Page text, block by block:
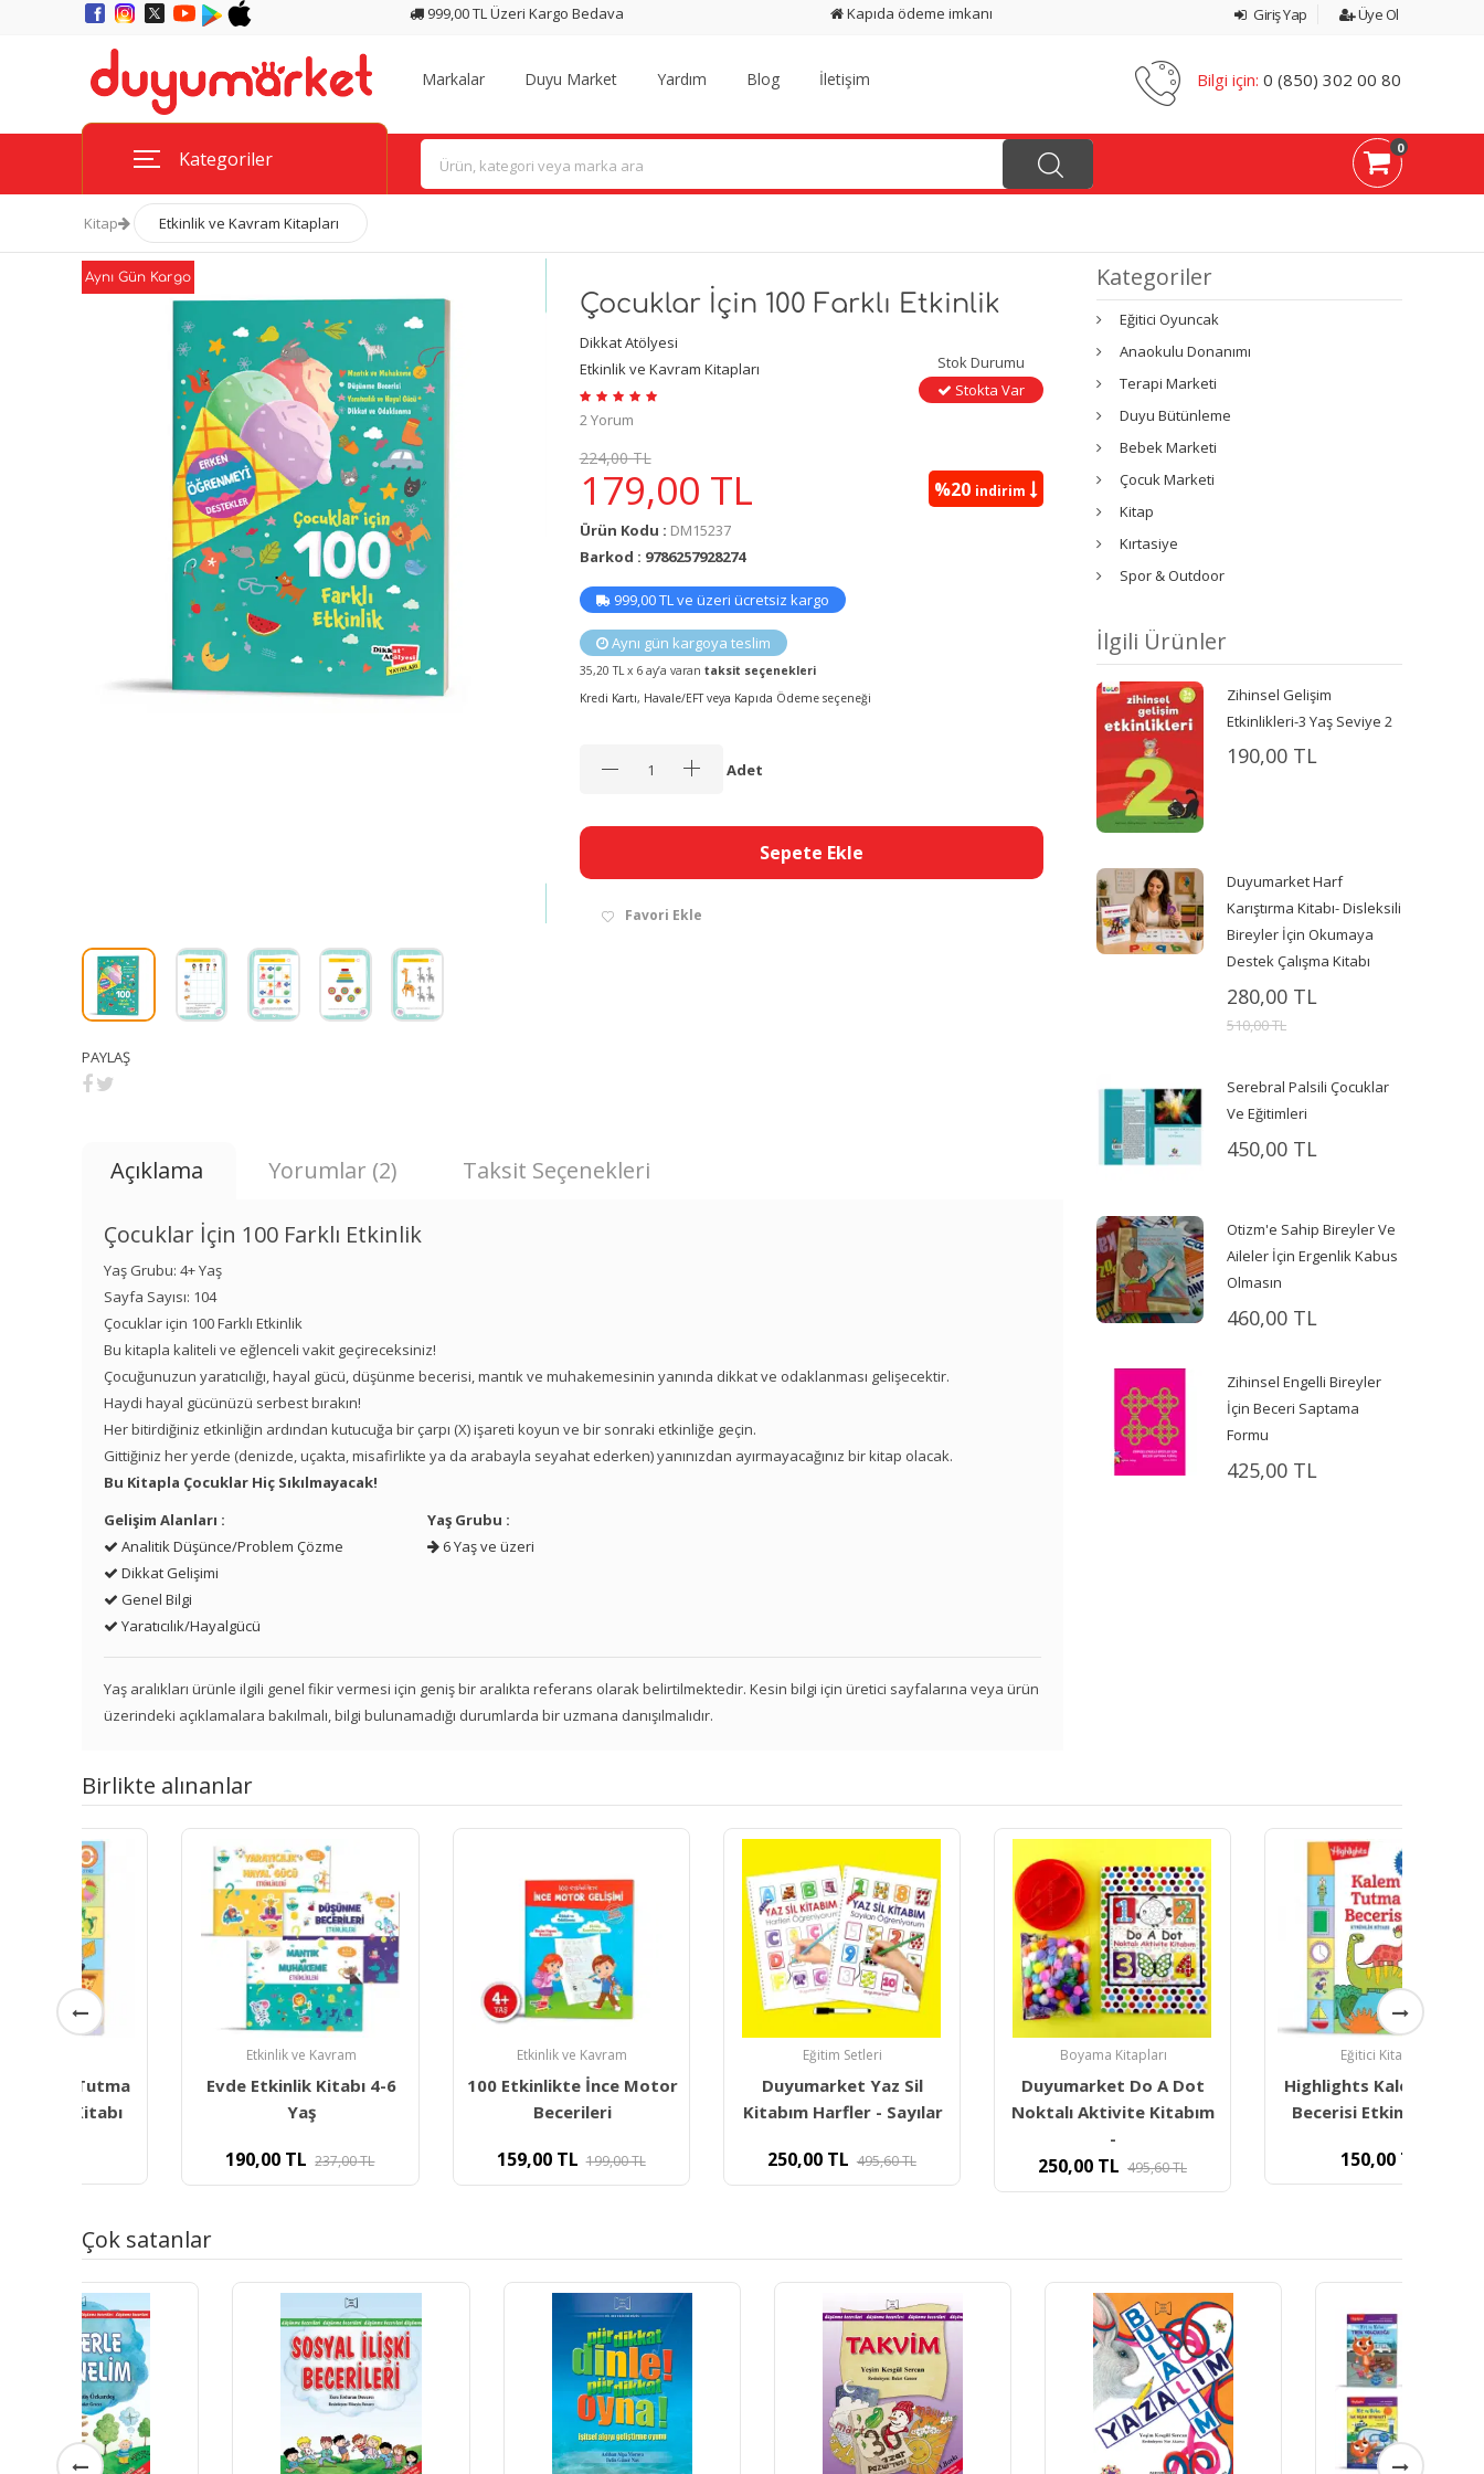
999,00 TL Üzeri Kargo Bedava Kapıda ödeme imkanı Giriş Yap Üye Ol
Markalar Duyu Market Yardım Blog İletişim Bilgi için: 0 (850) 302 00 80
Kategoriler 0
Kitap Etkinlik ve Kavram Kitapları
Aynı Gün Kargo
PAYLAŞ
Çocuklar İçin 100 Farklı Etkinlik
Dikkat Atölyesi
Etkinlik ve Kavram Kitapları
2 Yorum
Stok Durumu
Stokta Var
224,00 TL
179,00 TL %20 indirim
Ürün Kodu : DM15237
Barkod : 9786257928274
999,00 TL ve üzeri ücretsiz kargo
Aynı gün kargoya teslim
35,20 TL x 6 ay’a varan taksit seçenekleri
Kredi Kartı, Havale/EFT veya Kapıda Ödeme seçeneği
Adet
Sepete Ekle
Favori Ekle
Açıklama Yorumlar (2) Taksit Seçenekleri
Çocuklar İçin 100 Farklı Etkinlik
Yaş Grubu: 4+ Yaş
Sayfa Sayısı: 104
Çocuklar için 100 Farklı Etkinlik
Bu kitapla kaliteli ve eğlenceli vakit geçireceksiniz!
Çocuğunuzun yaratıcılığı, hayal gücü, düşünme becerisi, mantık ve muhakemesinin yanında dikkat ve odaklanması gelişecektir.
Haydi hayal gücünüzü serbest bırakın!
Her bitirdiğiniz etkinliğin ardından kutucuğa bir çarpı (X) işareti koyun ve bir sonraki etkinliğe geçin.
Gittiğiniz her yerde (denizde, uçakta, misafirlikte ya da arabayla seyahat ederken) yanınızdan ayırmayacağınız bir kitap olacak.
Bu Kitapla Çocuklar Hiç Sıkılmayacak!
Gelişim Alanları :
Analitik Düşünce/Problem Çözme
Dikkat Gelişimi
Genel Bilgi
Yaratıcılık/Hayalgücü
Yaş Grubu :
6 Yaş ve üzeri
Yaş aralıkları ürünle ilgili genel fikir vermesi için geniş bir aralıkta referans olarak belirtilmektedir. Kesin bilgi için üretici sayfalarına veya ürün
üzerindeki açıklamalara bakılmalı, bilgi bulunamadığı durumlarda bir uzmana danışılmalıdır.
Kategoriler
Eğitici Oyuncak
Anaokulu Donanımı
Terapi Marketi
Duyu Bütünleme
Bebek Marketi
Çocuk Marketi
Kitap
Kırtasiye
Spor & Outdoor
İlgili Ürünler
Zihinsel Gelişim
Etkinlikleri-3 Yaş Seviye 2
190,00 TL
Duyumarket Harf
Karıştırma Kitabı- Disleksili
Bireyler İçin Okumaya
Destek Çalışma Kitabı
280,00 TL
510,00 TL
Serebral Palsili Çocuklar
Ve Eğitimleri
450,00 TL
Otizm'e Sahip Bireyler Ve
Aileler İçin Ergenlik Kabus
Olmasın
460,00 TL
Zihinsel Engelli Bireyler
İçin Beceri Saptama
Formu
425,00 TL
Birlikte alınanlar
Etkinlik ve Kavram
Evde Etkinlik Kitabı 4-6
237,00TL
Etkinlik ve Kavram
100 Etkinlikte İnce Motor
199,00TL
Duyumarket Yaz Sil
Kitabım Harfler - Sayılar
495,60TL
Boyama Kitapları
Duyumarket Do A Dot
Noktalı Aktivite Kitabım
495,60TL
Highlights Kalem Tutma
Becerisi Etkinlik Kitabı
Çok satanlar